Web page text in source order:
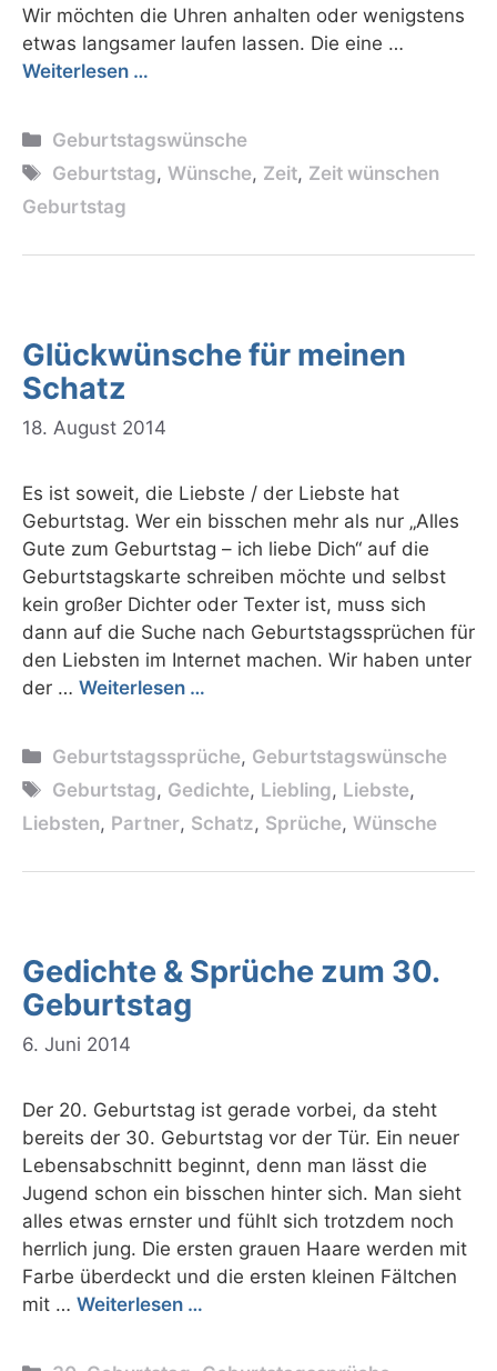
Wir möchten die Uhren anhalten oder wenigstens
etwas langsamer laufen lassen. Die eine …
Weiterlesen …
Kategorien
Geburtstagswünsche
Schlagwörter
Geburtstag,Wünsche, Zeit, Zeit wünschen
Geburtstag
Glückwünsche für meinen
Schatz
18. August 2014
Es ist soweit, die Liebste / der Liebste hat
Geburtstag. Wer ein bisschen mehr als nur „Alles
Gute zum Geburtstag – ich liebe Dich“ auf die
Geburtstagskarte schreiben möchte und selbst
kein großer Dichter oder Texter ist, muss sich
dann auf die Suche nach Geburtstagssprüchen für
den Liebsten im Internet machen. Wir haben unter
der … Weiterlesen …
Kategorien
Geburtstagssprüche, Geburtstagswünsche
Schlagwörter
Geburtstag, Gedichte, Liebling, Liebste,
Liebsten, Partner, Schatz, Sprüche, Wünsche
Gedichte & Sprüche zum 30.
Geburtstag
6. Juni 2014
Der 20. Geburtstag ist gerade vorbei, da steht
bereits der 30. Geburtstag vor der Tür. Ein neuer
Lebensabschnitt beginnt, denn man lässt die
Jugend schon ein bisschen hinter sich. Man sieht
alles etwas ernster und fühlt sich trotzdem noch
herrlich jung. Die ersten grauen Haare werden mit
Farbe überdeckt und die ersten kleinen Fältchen
mit … Weiterlesen …